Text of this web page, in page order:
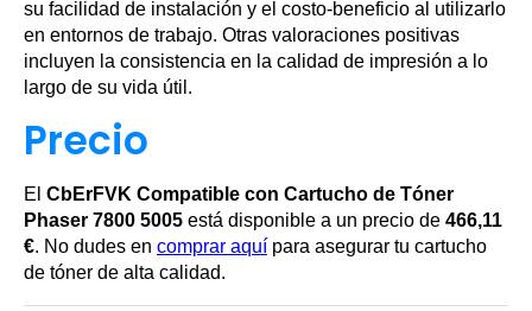
su facilidad de instalación y el costo-beneficio al utilizarlo
en entornos de trabajo. Otras valoraciones positivas
incluyen la consistencia en la calidad de impresión a lo
largo de su vida útil.
Precio
El CbErFVK Compatible con Cartucho de Tóner
Phaser 7800 5005 está disponible a un precio de 466,11
€. No dudes en comprar aquí para asegurar tu cartucho
de tóner de alta calidad.